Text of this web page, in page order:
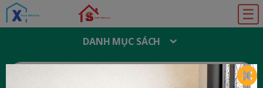
☰
DANH MỤC SÁCH
T